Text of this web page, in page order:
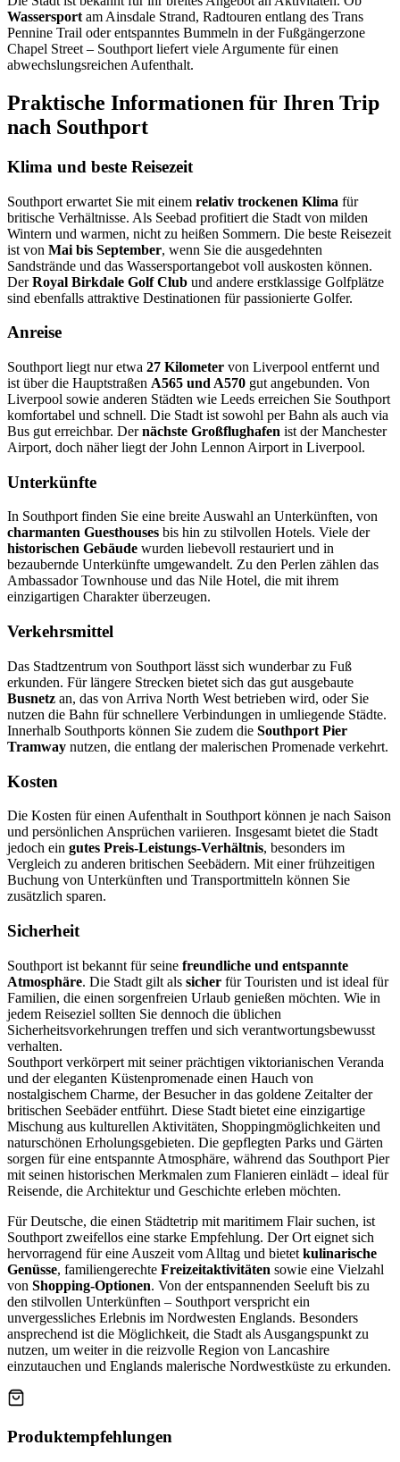
Wassersport am Ainsdale Strand, Radtouren entlang des Trans
Pennine Trail oder entspanntes Bummeln in der Fußgängerzone
Chapel Street – Southport liefert viele Argumente für einen
abwechslungsreichen Aufenthalt.
Praktische Informationen für Ihren Trip
nach Southport
Klima und beste Reisezeit
Southport erwartet Sie mit einem relativ trockenen Klima für
britische Verhältnisse. Als Seebad profitiert die Stadt von milden
Wintern und warmen, nicht zu heißen Sommern. Die beste Reisezeit
ist von Mai bis September, wenn Sie die ausgedehnten
Sandstrände und das Wassersportangebot voll auskosten können.
DerRoyal Birkdale Golf Club und andere erstklassige Golfplätze
sind ebenfalls attraktive Destinationen für passionierte Golfer.
Anreise
Southport liegt nur etwa 27 Kilometer von Liverpool entfernt und
ist über die Hauptstraßen A565 und A570 gut angebunden. Von
Liverpool sowie anderen Städten wie Leeds erreichen Sie Southport
komfortabel und schnell. Die Stadt ist sowohl per Bahn als auch via
Bus gut erreichbar. Dernächste Großflughafen ist der Manchester
Airport, doch näher liegt der John Lennon Airport in Liverpool.
Unterkünfte
In Southport finden Sie eine breite Auswahl an Unterkünften, von
charmanten Guesthouses bis hin zu stilvollen Hotels. Viele der
historischen Gebäude wurden liebevoll restauriert und in
bezaubernde Unterkünfte umgewandelt. Zu den Perlen zählen das
Ambassador Townhouse und das Nile Hotel, die mit ihrem
einzigartigen Charakter überzeugen.
Verkehrsmittel
Das Stadtzentrum von Southport lässt sich wunderbar zu Fuß
erkunden. Für längere Strecken bietet sich das gut ausgebaute
Busnetz an, das von Arriva North West betrieben wird, oder Sie
nutzen die Bahn für schnellere Verbindungen in umliegende Städte.
Innerhalb Southports können Sie zudem die Southport Pier
Tramway nutzen, die entlang der malerischen Promenade verkehrt.
Kosten
Die Kosten für einen Aufenthalt in Southport können je nach Saison
und persönlichen Ansprüchen variieren. Insgesamt bietet die Stadt
jedoch ein gutes Preis-Leistungs-Verhältnis, besonders im
Vergleich zu anderen britischen Seebädern. Mit einer frühzeitigen
Buchung von Unterkünften und Transportmitteln können Sie
zusätzlich sparen.
Sicherheit
Southport ist bekannt für seine freundliche und entspannte
Atmosphäre. Die Stadt gilt als sicher für Touristen und ist ideal für
Familien, die einen sorgenfreien Urlaub genießen möchten. Wie in
jedem Reiseziel sollten Sie dennoch die üblichen
Sicherheitsvorkehrungen treffen und sich verantwortungsbewusst
verhalten.
Southport verkörpert mit seiner prächtigen viktorianischen Veranda
und der eleganten Küstenpromenade einen Hauch von
nostalgischem Charme, der Besucher in das goldene Zeitalter der
britischen Seebäder entführt. Diese Stadt bietet eine einzigartige
Mischung aus kulturellen Aktivitäten, Shoppingmöglichkeiten und
naturschönen Erholungsgebieten. Die gepflegten Parks und Gärten
sorgen für eine entspannte Atmosphäre, während das Southport Pier
mit seinen historischen Merkmalen zum Flanieren einlädt – ideal für
Reisende, die Architektur und Geschichte erleben möchten.
Für Deutsche, die einen Städtetrip mit maritimem Flair suchen, ist
Southport zweifellos eine starke Empfehlung. Der Ort eignet sich
hervorragend für eine Auszeit vom Alltag und bietet kulinarische
Genüsse, familiengerechte Freizeitaktivitäten sowie eine Vielzahl
von Shopping-Optionen. Von der entspannenden Seeluft bis zu
den stilvollen Unterkünften – Southport verspricht ein
unvergessliches Erlebnis im Nordwesten Englands. Besonders
ansprechend ist die Möglichkeit, die Stadt als Ausgangspunkt zu
nutzen, um weiter in die reizvolle Region von Lancashire
einzutauchen und Englands malerische Nordwestküste zu erkunden.
Produktempfehlungen